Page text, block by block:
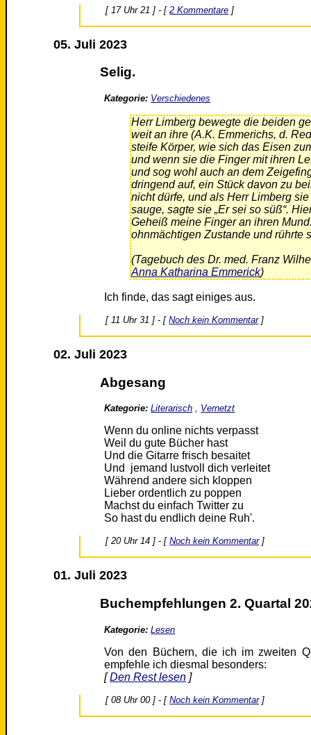
[ 17 Uhr 21 ] - [2 Kommentare ]
05. Juli 2023
Selig.
Kategorie: Verschiedenes
Herr Limberg bewegte die beiden
weit an ihre (A.K. Emmerichs, d.
steife Körper, wie sich das Eisen
und wenn sie die Finger mit ihren
und sog wohl auch an dem
dringend auf, ein Stück davon zu
nicht dürfe, und als Herr Limberg
sauge, sagte sie „Er sei so süß“.
Geheiß meine Finger an ihren
ohnmächtigen Zustande und rührte
(Tagebuch des Dr. med. Franz
Anna Katharina Emmerick)
Ich finde, das sagt einiges aus.
[ 11 Uhr 31 ] - [Noch kein Kommentar]
02. Juli 2023
Abgesang
Kategorie: Literarisch , Vernetzt
Wenn du online nichts verpasst
Weil du gute Bücher hast
Und die Gitarre frisch besaitet
Und jemand lustvoll dich verleitet
Während andere sich kloppen
Lieber ordentlich zu poppen
Machst du einfach Twitter zu
So hast du endlich deine Ruh'.
[ 20 Uhr 14 ] - [Noch kein Kommentar]
01. Juli 2023
Buchempfehlungen 2. Quartal
Kategorie: Lesen
Von den Büchern, die ich im zweiten
empfehle ich diesmal besonders:
[Den Rest lesen ]
[ 08 Uhr 00 ] - [Noch kein Kommentar]